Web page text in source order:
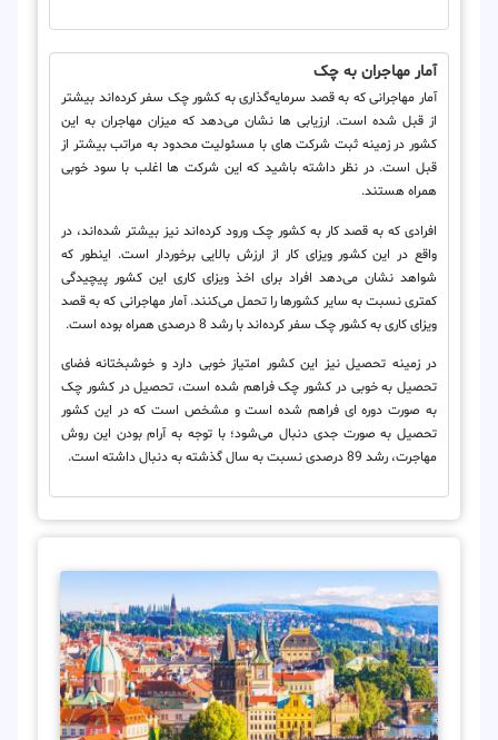
آمار مهاجران به چک
آمار مهاجرانی که به قصد سرمایه‌گذاری به کشور چک سفر کرده‌اند بیشتر
از قبل شده است. ارزیابی ها نشان می‌دهد که میزان مهاجران به این
کشور در زمینه ثبت شرکت های با مسئولیت محدود به مراتب بیشتر از
قبل است. در نظر داشته باشید که این شرکت ها اغلب با سود خوبی
همراه هستند.
افرادی که به قصد کار به کشور چک ورود کرده‌اند نیز بیشتر شده‌اند، در
واقع در این کشور ویزای کار از ارزش بالایی برخوردار است. اینطور که
شواهد نشان می‌دهد افراد برای اخذ ویزای کاری این کشور پیچیدگی
کمتری نسبت به سایر کشورها را تحمل می‌کنند. آمار مهاجرانی که به قصد
ویزای کاری به کشور چک سفر کرده‌اند با رشد 8 درصدی همراه بوده است.
در زمینه تحصیل نیز این کشور امتیاز خوبی دارد و خوشبختانه فضای
تحصیل به خوبی در کشور چک فراهم شده است، تحصیل در کشور چک
به صورت دوره ای فراهم شده است و مشخص است که در این کشور
تحصیل به صورت جدی دنبال می‌شود؛ با توجه به آرام بودن این روش
مهاجرت، رشد 89 درصدی نسبت به سال گذشته به دنبال داشته است.